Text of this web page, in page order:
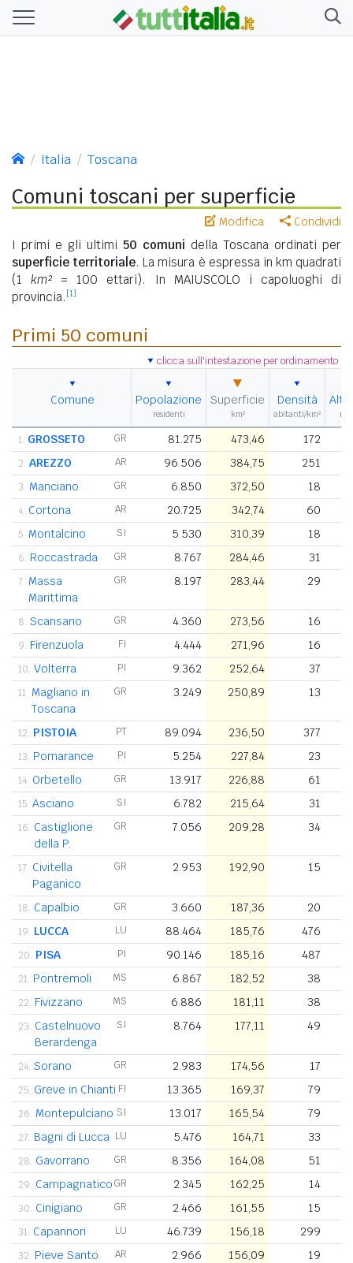
Italia Toscana
Comuni toscani per superficie
Modifica Condividi
I primi e gli ultimi 50 comuni della Toscana ordinati per
superficie territoriale. La misura è espressa in km quadrati
(1km² = 100 ettari). In MAIUSCOLO i capoluoghi di
provincia. [1]
Primi 50 comuni
clicca sull'intestazione per ordinamento
Comune Popolazione
residenti
Superficie
km²
Densità
abitanti/km² m
1. GROSSETO GR 81.275 473,46 172
2. AREZZO AR 96.506 384,75 251
3. Manciano GR 6.850 372,50 18
4. Cortona AR 20.725 342,74 60
5. Montalcino SI 5.530 310,39 18
6. Roccastrada GR 8.767 284,46 31
7. Massa
Marittima
GR 8.197 283,44 29
8. Scansano GR 4.360 273,56 16
9. Firenzuola FI 4.444 271,96 16
10. Volterra PI 9.362 252,64 37
11. Magliano in
Toscana
GR 3.249 250,89 13
12. PISTOIA PT 89.094 236,50 377
13. Pomarance PI 5.254 227,84 23
14. Orbetello GR 13.917 226,88 61
15. Asciano SI 6.782 215,64 31
16. Castiglione
della P.
GR 7.056 209,28 34
17. Civitella
Paganico
GR 2.953 192,90 15
18. Capalbio GR 3.660 187,36 20
19. LUCCA LU 88.464 185,76 476
20. PISA PI 90.146 185,16 487
21. Pontremoli MS 6.867 182,52 38
22. Fivizzano MS 6.886 181,11 38
23. Castelnuovo
Berardenga
SI 8.764 177,11 49
24. Sorano GR 2.983 174,56 17
25. Greve in Chianti FI 13.365 169,37 79
26. Montepulciano SI 13.017 165,54 79
27. Bagni di Lucca LU 5.476 164,71 33
28. Gavorrano GR 8.356 164,08 51
29. CampagnaticoGR 2.345 162,25 14
30. Cinigiano GR 2.466 161,55 15
31. Capannori LU 46.739 156,18 299
32. Pieve Santo
AR 2.966 156,09 19